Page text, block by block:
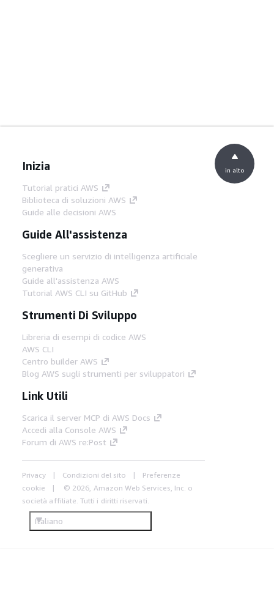
Inizia
Tutorial pratici AWS
Biblioteca di soluzioni AWS
Guide alle decisioni AWS
Guide All'assistenza
Scegliere un servizio di intelligenza artificiale
generativa
Guide all'assistenza AWS
Tutorial AWS CLI su GitHub
Strumenti Di Sviluppo
Libreria di esempi di codice AWS
AWS CLI
Centro builder AWS
Blog AWS sugli strumenti per sviluppatori
Link Utili
Scarica il server MCP di AWS Docs
Accedi alla Console AWS
Forum di AWS re:Post
Privacy Condizioni del sito
Preferenze
cookie
© 2026, Amazon Web Services, Inc. o
società affiliate. Tutti i diritti riservati.
Italiano
in alto